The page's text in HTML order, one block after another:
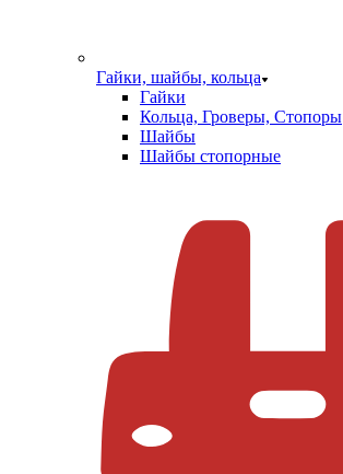
Гайки, шайбы, кольца
Гайки
Кольца, Гроверы, Стопоры
Шайбы
Шайбы стопорные